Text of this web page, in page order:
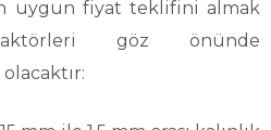
uygun fiyat teklifini almak
göz önünde